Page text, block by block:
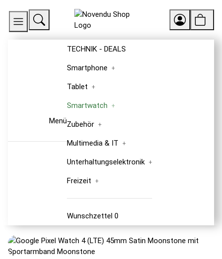
Menü
TECHNIK - DEALS
Smartphone
Tablet
Smartwatch
Zubehör
Multimedia & IT
Unterhaltungselektronik
Freizeit
Wunschzettel0